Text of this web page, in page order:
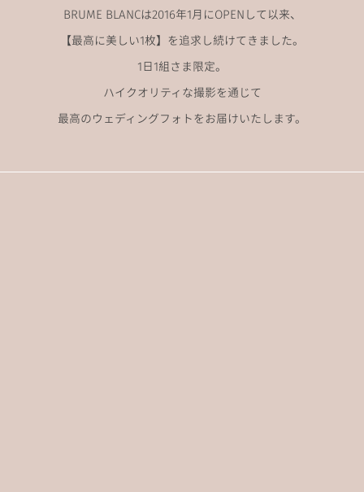
BRUME BLANCは2016年1月にOPENして以来、
【最高に美しい1枚】を追求し続けてきました。
1日1組さま限定。
ハイクオリティな撮影を通じて
最高のウェディングフォトをお届けいたします。